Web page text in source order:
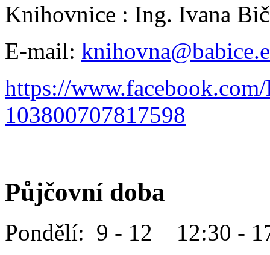
Knihovnice : Ing. Ivana
E-mail:
https://
103800707817598
Půjčovní doba
Pondělí: 9 - 12 12:30 -